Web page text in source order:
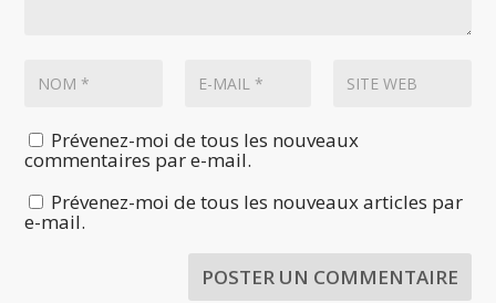
Prévenez-moi de tous les nouveaux
commentaires par e-mail.
Prévenez-moi de tous les nouveaux articles par
e-mail.